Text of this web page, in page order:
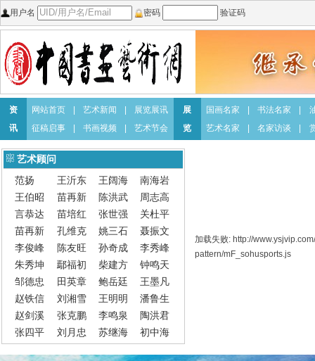
用户名 密码 验证码
资
讯
网站首页
征稿启事
艺术新闻
书画视频
展览展讯
艺术节会
展
览
国画名家
艺术名家
书法名家
名家访谈
艺术顾问
范扬
王沂东 王阔海
南海岩
王伯昭
苗再新 陈洪武
周志高
言恭达
苗培红 张世强
关杜平
苗再新
孔维克 姚三石
聂振文
李俊峰
陈友旺 孙奇成
李秀峰
朱秀坤
鄢福初 柴建方
钟鸣天
邹德忠
田英章 鲍岳廷
王墨凡
赵铁信
刘湘雪 王明明
潘鲁生
赵剑溪
张克鹏 李鸣泉
陶洪君
张四平
刘月忠 苏继海 初中海
加载失败: http://
pattern/mF_sohusports.js